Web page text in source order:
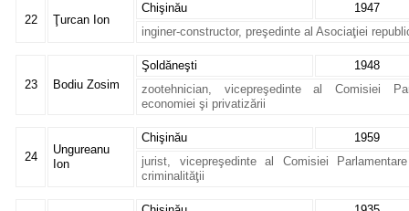
22 Ţurcan Ion
Chişinău
1947
inginer-constructor, preşedinte al Asociaţiei
23 Bodiu Zosim
Şoldăneşti
1948
zootehnician, vicepreşedinte al Comisiei
economiei şi privatizării
24
Ungureanu
Ion
Chişinău
1959
jurist, vicepreşedinte al Comisiei
criminalităţii